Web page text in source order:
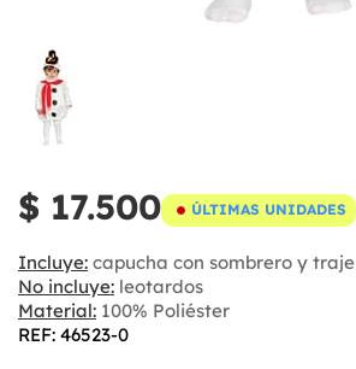
$ 17.500 ÚLTIMAS UNIDADES
Incluye: capucha con sombrero y traje
No incluye: leotardos
Material: 100% Poliéster
REF: 46523-0